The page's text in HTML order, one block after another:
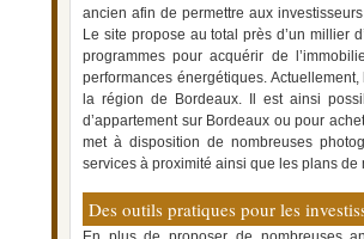
ancien afin de permettre aux
Le site propose au total près d’un millier
programmes pour acquérir de
performances énergétiques.
la région de Bordeaux. Il est ainsi
d’appartement sur Bordeaux ou pour
met à disposition de nombreuses
services à proximité ainsi que les plans de
Des outils pratiques pour les